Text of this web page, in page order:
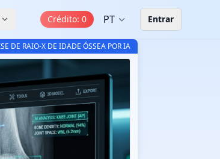
Crédito: 0 PT Entrar
DE RAIO-X DE IDADE ÓSSEA POR IA
CT-Read Idade Óssea IA v3.2